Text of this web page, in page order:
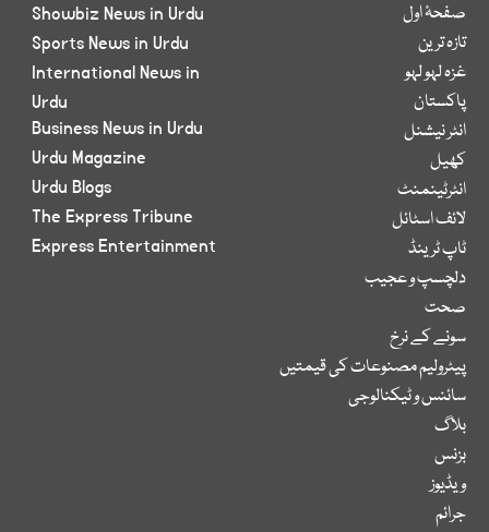
صفحۂ اول
تازہ ترین
غزہ لہو لہو
پاکستان
انٹر نیشنل
کھیل
انٹرٹینمنٹ
لائف اسٹائل
ٹاپ ٹرینڈ
دلچسپ و عجیب
صحت
سونے کے نرخ
پیٹرولیم مصنوعات کی قیمتیں
سائنس و ٹیکنالوجی
بلاگ
بزنس
ویڈیوز
جرائم
Showbiz News in Urdu
Sports News in Urdu
International News in
Urdu
Business News in Urdu
Urdu Magazine
Urdu Blogs
The Express Tribune
Express Entertainment